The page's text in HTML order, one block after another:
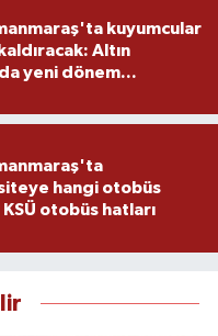
kuyumcular
Altın
yeni dönem...
hangi otobüs
otobüs hatları